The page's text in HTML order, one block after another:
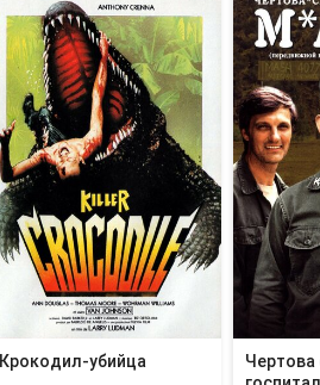
Крокодил-убийца
Чертова